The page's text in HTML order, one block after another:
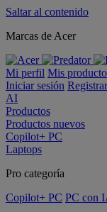
Saltar al contenido
Marcas de Acer
Mi perfil Mis
Iniciar sesión
AI
Productos
Productos nuevos
Copilot+ PC
Laptops
Pro categoría
Copilot+ PC PC con